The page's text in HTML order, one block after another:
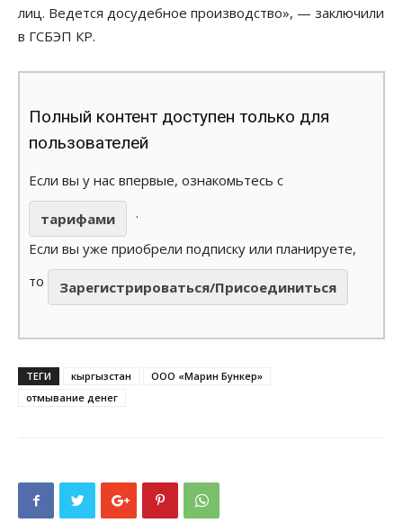
лиц. Ведется досудебное производство», — заключили
в ГСБЭП КР.
Полный контент доступен только для
пользователей
Если вы у нас впервые, ознакомьтесь с
тарифами
.
Если вы уже приобрели подписку или планируете,
то
Зарегистрироваться/Присоединиться
ТЕГИ кыргызстан
ООО «Марин Бункер»
отмывание денег